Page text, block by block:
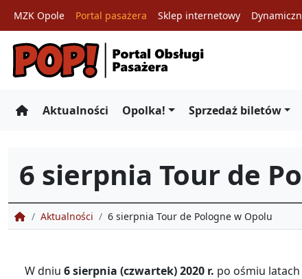
MZK Opole Portal pasażera Sklep internetowy
treści
Aktualności Opolka! Sprzedaż biletów
6 sierpnia Tour de
Portal Obsługi Pasażera
Aktualności 6 sierpnia Tour de Pologne w Opolu
W dniu 6 sierpnia (czwartek) 2020 r. po ośmiu